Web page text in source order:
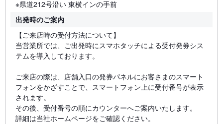
※県道212号沿い 東横インの手前
出発時のご案内
【ご来店時の受付方法について】
当営業所では、ご出発時にスマホタッチによる受付発券シス
テムを導入しております。
ご来店の際は、店舗入口の発券パネルにお客さまのスマート
フォンをかざすことで、スマートフォン上に受付番号が表示
されます。
その後、受付番号の順にカウンターへご案内いたします。
詳細は当社ホームページをご確認ください。